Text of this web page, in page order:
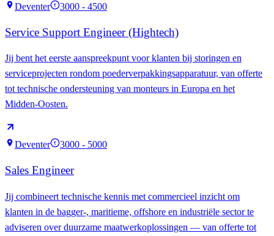
Deventer € 3000 - 4500
Service Support Engineer (Hightech)
Jij bent het eerste aanspreekpunt voor klanten bij storingen en
serviceprojecten rondom poederverpakkingsapparatuur, van offerte
tot technische ondersteuning van monteurs in Europa en het
Midden-Oosten.
Deventer € 3000 - 5000
Sales Engineer
Jij combineert technische kennis met commercieel inzicht om
klanten in de bagger-, maritieme, offshore en industriële sector te
adviseren over duurzame maatwerkoplossingen — van offerte tot